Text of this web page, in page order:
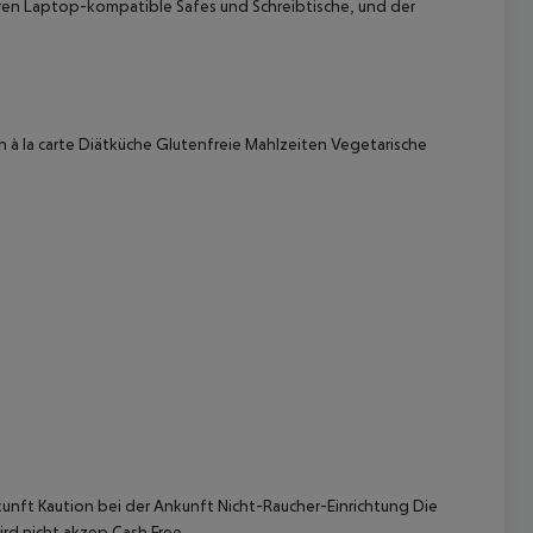
Laptop-kompatible Safes und Schreibtische, und der
à la carte Diätküche Glutenfreie Mahlzeiten Vegetarische
Kaution bei der Ankunft Nicht-Raucher-Einrichtung Die